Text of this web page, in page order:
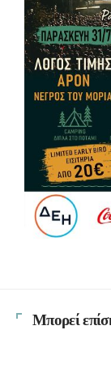
Μπορεί